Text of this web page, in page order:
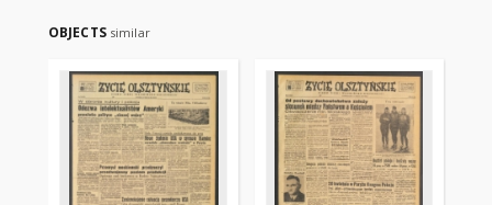
OBJECTS similar